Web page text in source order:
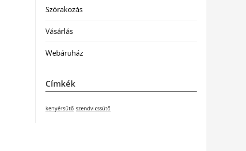
Szórakozás
Vásárlás
Webáruház
Címkék
kenyérsütő szendvicssütő